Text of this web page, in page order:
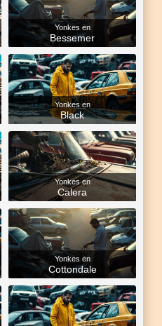
Yonkes en
Bessemer
Yonkes en
Black
Yonkes en
Calera
Yonkes en
Cottondale